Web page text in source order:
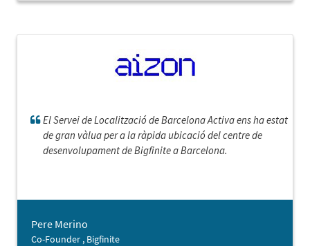
El Servei de Localització de Barcelona Activa ens ha estat
de gran vàlua per a la ràpida ubicació del centre de
desenvolupament de Bigfinite a Barcelona.
Pere Merino
Co-Founder , Bigfinite